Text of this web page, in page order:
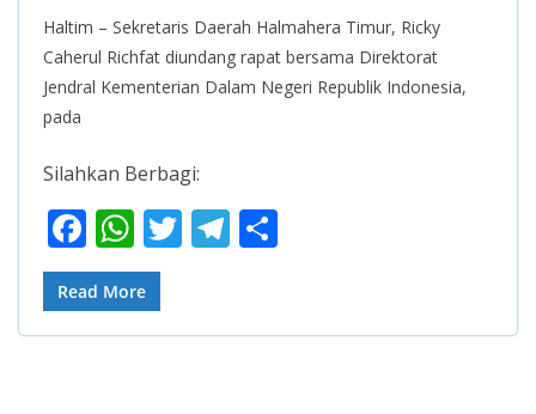
Haltim – Sekretaris Daerah Halmahera Timur, Ricky
Caherul Richfat diundang rapat bersama Direktorat
Jendral Kementerian Dalam Negeri Republik Indonesia,
pada
Silahkan Berbagi:
F
ac
e
b
W
h
at
s
T
er
T
gr e
Read More